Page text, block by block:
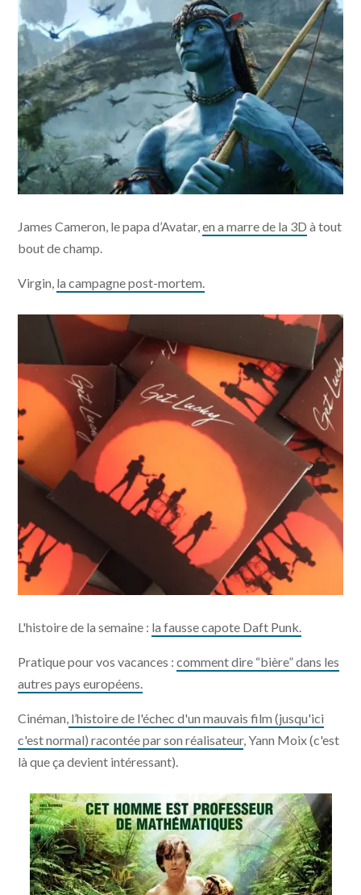
James Cameron, le papa d’Avatar,en a marre de la 3D à tout
bout de champ.
Virgin, la campagne post-mortem.
L'histoire de la semaine : la fausse capote Daft Punk.
Pratique pour vos vacances :comment dire “bière” dans les
autres pays européens.
Cinéman, l’histoire de l'échec d'un mauvais film (jusqu'ici
c'est normal) racontée par son réalisateur, Yann Moix (c'est
là que ça devient intéressant).